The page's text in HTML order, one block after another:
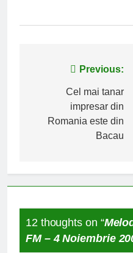
Navigare
articole
Previous:
Cel mai tanar
impresar din
Romania este din
Bacau
12 thoughts on “
FM – 4 Noiembrie